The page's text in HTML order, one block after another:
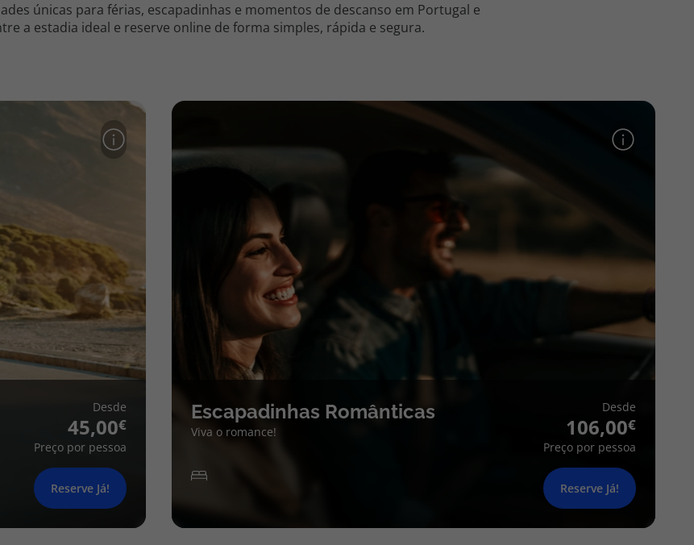
únicas para férias, escapadinhas e momentos de descanso em Portugal e
a estadia ideal e reserve online de forma simples, rápida e segura.
Desde
45,00
Preço por pessoa
Reserve Já!
Escapadinhas Românticas
Viva o romance!
Desde
106,00
Preço por pessoa
Reserve Já!